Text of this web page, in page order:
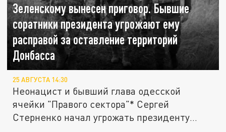
Зеленскому вынесен приговор. Бывшие
соратники президента угрожают ему
расправой за оставление территорий
Донбасса
25 АВГУСТА 14:30
Неонацист и бывший глава одесской
ячейки "Правого сектора"* Сергей
Стерненко начал угрожать президенту